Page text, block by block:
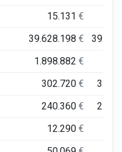
15.131€
39.628.198€
1.898.882€
302.720€
240.360€
12.290€